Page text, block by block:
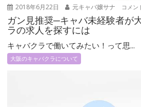
バ
ク
舗
2018年6月22日 元キャバ嬢サナ
ガ
ン
見
奨
コメン
ガン見推奨─キャバ未経験者が
ラの求人を探すには
キャバクラで働いてみたい！って思...
大阪のキャバクラについて